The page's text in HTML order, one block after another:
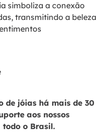
simboliza a conexão
transmitindo a beleza
de jóias há mais de 30
aos nossos
todo o Brasil.